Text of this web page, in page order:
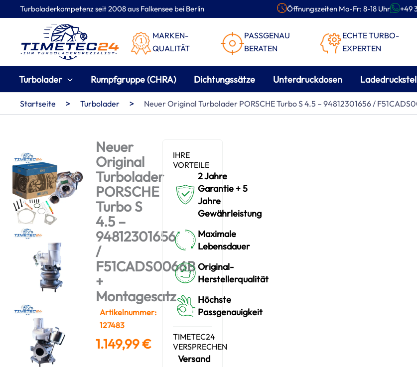
Turboladerkompetenz seit 2008 aus Falkensee bei Berlin Öffnungszeiten Mo-Fr: 8-18 Uhr +49
MARKEN-
QUALITÄT
PASSGENAU
BERATEN
ECHTE TURBO-
EXPERTEN
Turbolader Rumpfgruppe (CHRA) Dichtungssätze Unterdruckdosen
Inhalt
Startseite > Turbolader > Neuer Original Turbolader PORSCHE Turbo S 4.5 – 94812301656 /
Neuer
Original
Turbolader
PORSCHE
Turbo S
4.5 –
94812301656
/
F51CADS0066B
+
Montagesatz
Artikelnummer:
127483
1.149,99€
IHRE
VORTEILE
2 Jahre
Garantie + 5
Jahre
Gewährleistung
Maximale
Lebensdauer
Original-
Herstellerqualität
Höchste
Passgenauigkeit
TIMETEC24
VERSPRECHEN
Versand